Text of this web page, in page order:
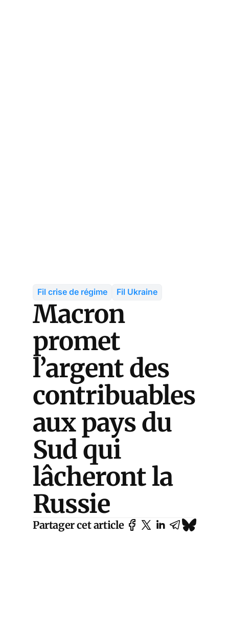
Fil crise de régime Fil Ukraine
Macron
promet
l’argent des
contribuables
aux pays du
Sud qui
lâcheront la
Russie
Partager cet article